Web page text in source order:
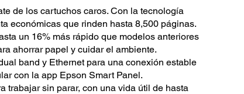
de los cartuchos caros. Con la tecnología
económicas que rinden hasta 8,500 páginas.
un 16% más rápido que modelos anteriores
ahorrar papel y cuidar el ambiente.
band y Ethernet para una conexión estable
con la app Epson Smart Panel.
trabajar sin parar, con una vida útil de hasta